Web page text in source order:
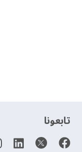
‫تابعونا‬